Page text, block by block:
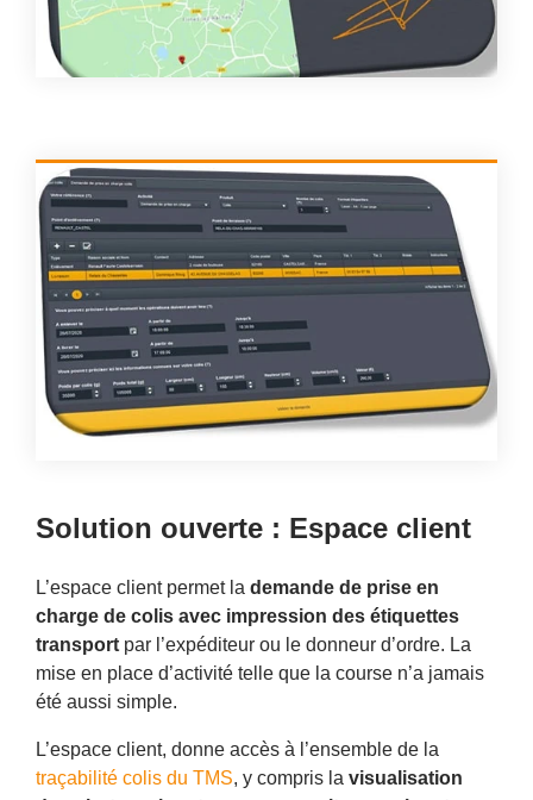
Solution ouverte : Espace client
L’espace client permet la demande de prise en
charge de colis avec impression des étiquettes
transport par l’expéditeur ou le donneur d’ordre. La
mise en place d’activité telle que la course n’a jamais
été aussi simple.
L’espace client, donne accès à l’ensemble de la
traçabilité colis du TMS, y compris la visualisation